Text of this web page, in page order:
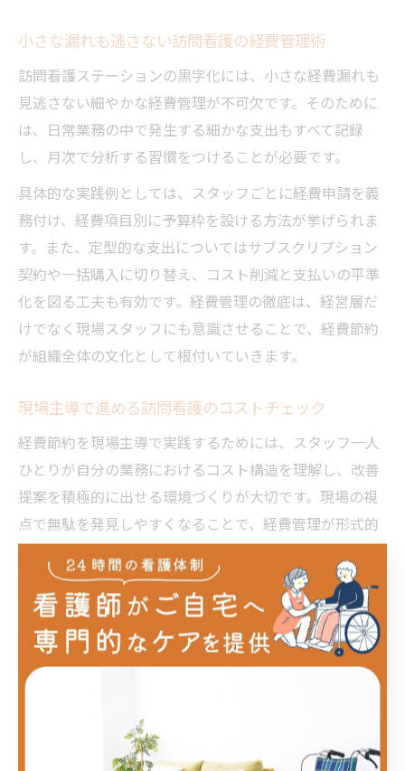
小さな漏れも逃さない訪問看護の経費管理術
訪問看護ステーションの黒字化には、小さな経費漏れも
見逃さない細やかな経費管理が不可欠です。そのために
は、日常業務の中で発生する細かな支出もすべて記録
し、月次で分析する習慣をつけることが必要です。
具体的な実践例としては、スタッフごとに経費申請を義
務付け、経費項目別に予算枠を設ける方法が挙げられま
す。また、定型的な支出についてはサブスクリプション
契約や一括購入に切り替え、コスト削減と支払いの平準
化を図る工夫も有効です。経費管理の徹底は、経営層だ
けでなく現場スタッフにも意識させることで、経費節約
が組織全体の文化として根付いていきます。
現場主導で進める訪問看護のコストチェック
経費節約を現場主導で実践するためには、スタッフ一人
ひとりが自分の業務におけるコスト構造を理解し、改善
提案を積極的に出せる環境づくりが大切です。現場の視
点で無駄を発見しやすくなることで、経費管理が形式的
なものから実効性のある取り組みへと変わります。
たとえば、定期的な現場ミーティングで「今月の経費削
減アイデア」を募集し、実際に成果が出た取り組みを全
員で共有することで、スタッフの当事者意識が高まりま
す。また、現場で得た知見を経営層にフィードバックし
まれ、より強固な収支体制を築けるようになります。こ
うした現場主導のコストチェックは、経営安定と働きや